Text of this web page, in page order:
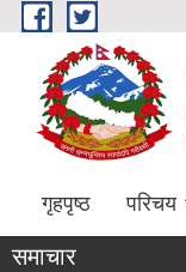
Skip to main content
गृहपृष्ठ परिचय
समाचार